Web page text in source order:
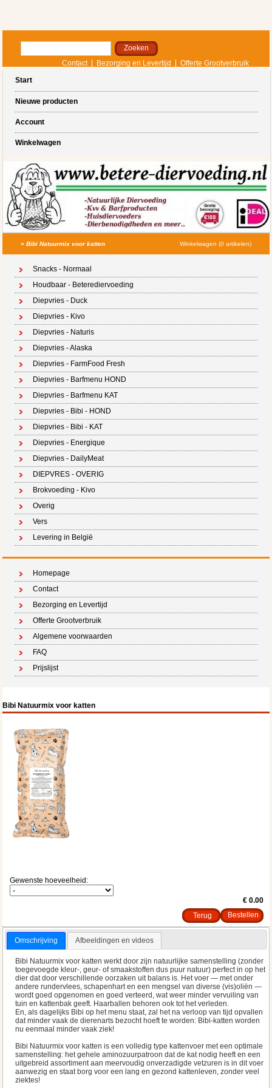
Contact Bezorging en Levertijd
Offerte Grootverbruik
Start
Nieuwe producten
Account
Winkelwagen
»Bibi Natuurmix voor katten Winkelwagen (0 artikelen)
Snacks - Normaal
Houdbaar - Beterediervoeding
Diepvries - Duck
Diepvries - Kivo
Diepvries - Naturis
Diepvries - Alaska
Diepvries - FarmFood Fresh
Diepvries - Barfmenu HOND
Diepvries - Barfmenu KAT
Diepvries - Bibi - HOND
Diepvries - Bibi - KAT
Diepvries - Energique
Diepvries - DailyMeat
DIEPVRES - OVERIG
Brokvoeding - Kivo
Overig
Vers
Levering in België
Homepage
Contact
Bezorging en Levertijd
Offerte Grootverbruik
Algemene voorwaarden
FAQ
Prijslijst
Bibi Natuurmix voor katten
Gewenste hoeveelheid:
€ 0.00
Terug
Omschrijving Afbeeldingen en videos
Bibi Natuurmix voor katten werkt door zijn natuurlijke samenstelling (zonder
toegevoegde kleur-, geur- of smaakstoffen dus puur natuur) perfect in op het
dier dat door verschillende oorzaken uit balans is. Het voer — met onder
andere rundervlees, schapenhart en een mengsel van diverse (vis)oliën —
wordt goed opgenomen en goed verteerd, wat weer minder vervuiling van
tuin en kattenbak geeft. Haarballen behoren ook tot het verleden.
En, als dagelijks Bibi op het menu staat, zal het na verloop van tijd opvallen
dat minder vaak de dierenarts bezocht hoeft te worden: Bibi-katten worden
nu eenmaal minder vaak ziek!
Bibi Natuurmix voor katten is een volledig type kattenvoer met een optimale
samenstelling: het gehele aminozuurpatroon dat de kat nodig heeft en een
uitgebreid assortiment aan meervoudig onverzadigde vetzuren is in dit voer
aanwezig en staat borg voor een lang en gezond kattenleven, zonder veel
ziektes!